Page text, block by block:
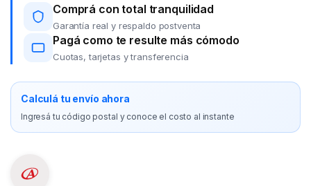
Comprá con total tranquilidad
Garantía real y respaldo postventa
Pagá como te resulte más cómodo
Cuotas, tarjetas y transferencia
Calculá tu envío ahora
Ingresá tu código postal y conoce el costo al instante